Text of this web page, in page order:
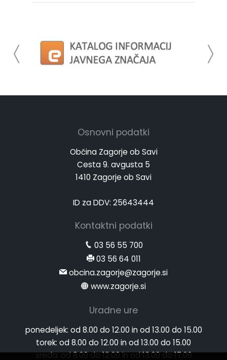
Osnovni podatki
Občina Zagorje ob Savi
Cesta 9. avgusta 5
1410 Zagorje ob Savi
ID za DDV: 25643444
Kontaktni podatki
03 56 55 700
03 56 64 011
obcina.zagorje@zagorje.si
www.zagorje.si
Uradne ure
ponedeljek: od 8.00 do 12.00 in od 13.00 do 15.00
torek: od 8.00 do 12.00 in od 13.00 do 15.00
sreda:od 8.00 do 12.00 in od 13.00 do 17.00